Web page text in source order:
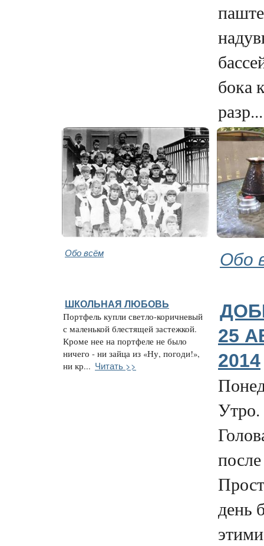
бока
разр...
Обо всём Обо
ШКОЛЬНАЯ ЛЮБОВЬ
Портфель купли светло-коричневый
с маленькой блестящей застежкой.
Кроме нее на портфеле не было
ничего - ни зайца из «Ну, погоди!»,
ни кр... Читать >>
25
2014
день